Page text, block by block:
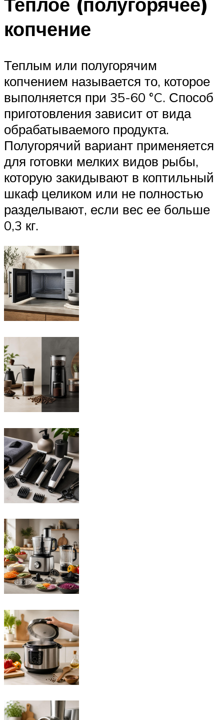
копчение
Теплым или полугорячим
копчением называется то, которое
выполняется при 35-60 °C. Способ
приготовления зависит от вида
обрабатываемого продукта.
Полугорячий вариант применяется
для готовки мелких видов рыбы,
которую закидывают в коптильный
шкаф целиком или не полностью
разделывают, если вес ее больше
0,3 кг.